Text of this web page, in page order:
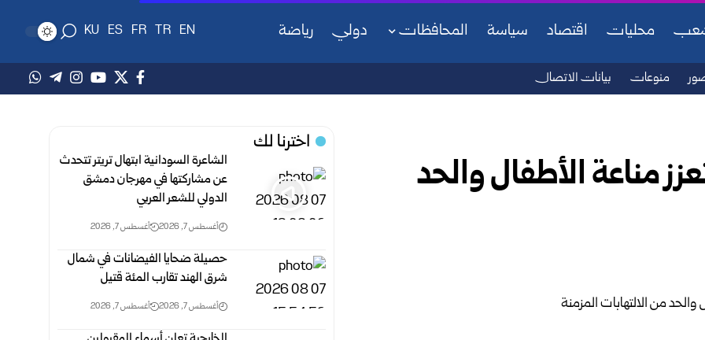
محليات اقتصاد سياسة المحافظات دولي رياضة EN
TR
FR
ES
KU
منوعات بيانات الاتصال
مناعة الأطفال والحد
اخترنا لك
الشاعرة السودانية ابتهال تريتر تتحدث
عن مشاركتها في مهرجان دمشق
الدولي للشعر العربي
أغسطس 7, 2026 أغسطس 7, 2026
حصيلة ضحايا الفيضانات في شمال
شرق الهند تقارب المئة قتيل
أغسطس 7, 2026 أغسطس 7, 2026